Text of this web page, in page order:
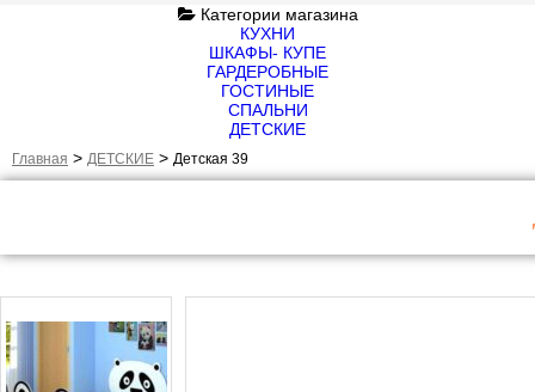
Категории магазина
КУХНИ
ШКАФЫ- КУПЕ
ГАРДЕРОБНЫЕ
ГОСТИНЫЕ
СПАЛЬНИ
ДЕТСКИЕ
Главная > ДЕТСКИЕ > Детская 39